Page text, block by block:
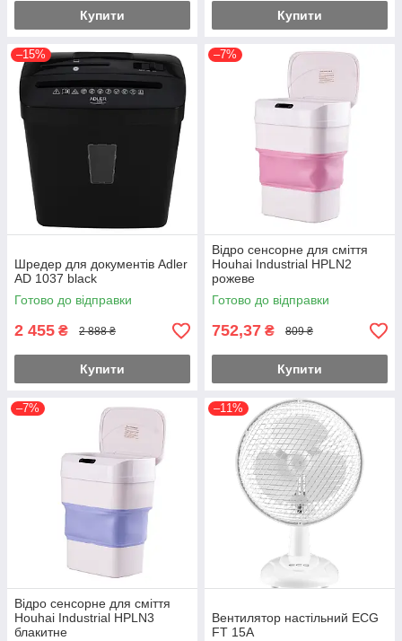
Купити Купити
–15%
Шредер для документів Adler
AD 1037 black
Готово до відправки
2 455 ₴ 2 888 ₴
Купити
–7%
Відро сенсорне для сміття
Houhai Industrial HPLN2
рожеве
Готово до відправки
752,37 ₴ 809 ₴
Купити
–7%
Відро сенсорне для сміття
Houhai Industrial HPLN3
блакитне
–11%
Вентилятор настільний ECG
FT 15A